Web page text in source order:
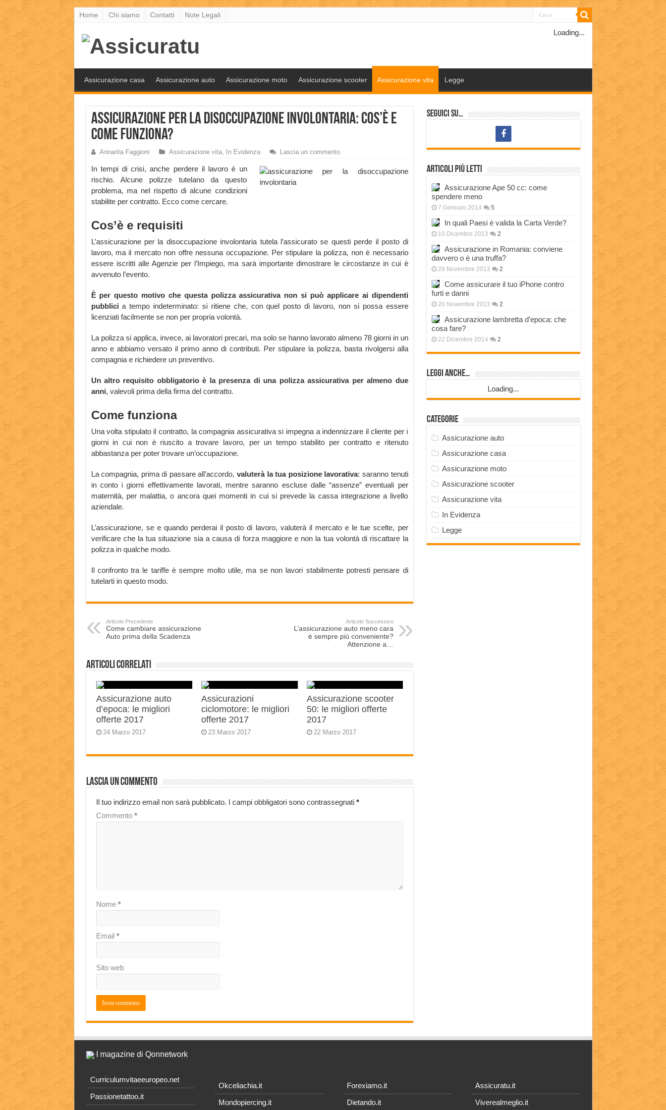
Home Chi siamo Contatti Note Legali
Loading...
Assicurazione casa Assicurazione auto Assicurazione moto Assicurazione scooter Assicurazione vita Legge
Assicurazione per la Disoccupazione Involontaria: cos’è e
come funziona?
Annarita Faggioni Assicurazione vita, In Evidenza Lascia un commento
In tempi di crisi, anche perdere il lavoro è un
rischio. Alcune polizze tutelano da questo
problema, ma nel rispetto di alcune condizioni
stabilite per contratto. Ecco come cercare.
Cos’è e requisiti
L’assicurazione per la disoccupazione involontaria tutela l’assicurato se questi perde il posto di
lavoro, ma il mercato non offre nessuna occupazione. Per stipulare la polizza, non è necessario
essere iscritti alle Agenzie per l’Impiego, ma sarà importante dimostrare le circostanze in cui è
avvenuto l’evento.
È per questo motivo che questa polizza assicurativa non si può applicare ai dipendenti
pubblici a tempo indeterminato: si ritiene che, con quel posto di lavoro, non si possa essere
licenziati facilmente se non per propria volontà.
La polizza si applica, invece, ai lavoratori precari, ma solo se hanno lavorato almeno 78 giorni in un
anno e abbiamo versato il primo anno di contributi. Per stipulare la polizza, basta rivolgersi alla
compagnia e richiedere un preventivo.
Un altro requisito obbligatorio è la presenza di una polizza assicurativa per almeno due
anni, valevoli prima della firma del contratto.
Come funziona
Una volta stipulato il contratto, la compagnia assicurativa si impegna a indennizzare il cliente per i
giorni in cui non è riuscito a trovare lavoro, per un tempo stabilito per contratto e ritenuto
abbastanza per poter trovare un’occupazione.
La compagnia, prima di passare all’accordo, valuterà la tua posizione lavorativa: saranno tenuti
in conto i giorni effettivamente lavorati, mentre saranno escluse dalle “assenze” eventuali per
maternità, per malattia, o ancora quei momenti in cui si prevede la cassa integrazione a livello
aziendale.
L’assicurazione, se e quando perderai il posto di lavoro, valuterà il mercato e le tue scelte, per
verificare che la tua situazione sia a causa di forza maggiore e non la tua volontà di riscattare la
polizza in qualche modo.
Il confronto tra le tariffe è sempre molto utile, ma se non lavori stabilmente potresti pensare di
tutelarti in questo modo.
Articolo Precedente
Come cambiare assicurazione
Auto prima della Scadenza
Articolo Successivo
L’assicurazione auto meno cara
è sempre più conveniente?
Attenzione a…
Articoli correlati
Assicurazione auto
d’epoca: le migliori
offerte 2017
24 Marzo 2017
Assicurazioni
ciclomotore: le migliori
offerte 2017
23 Marzo 2017
Assicurazione scooter
50: le migliori offerte
2017
22 Marzo 2017
Lascia un commento
Il tuo indirizzo email non sarà pubblicato. I campi obbligatori sono contrassegnati *
Commento *
Nome *
Email *
Sito web
Seguici su…
Articoli più letti
Assicurazione Ape 50 cc: come
spendere meno
7 Gennaio 2014 5
In quali Paesi è valida la Carta Verde?
10 Dicembre 2013 2
Assicurazione in Romania: conviene
davvero o è una truffa?
29 Novembre 2013 2
Come assicurare il tuo iPhone contro
furti e danni
20 Novembre 2013 2
Assicurazione lambretta d’epoca: che
cosa fare?
22 Dicembre 2014 2
Leggi anche…
Loading...
Categorie
Assicurazione auto
Assicurazione casa
Assicurazione moto
Assicurazione scooter
Assicurazione vita
In Evidenza
Legge
I magazine di Qonnetwork
Curriculumvitaeeuropeo.net
Passionetattoo.it
Okceliachia.it
Mondopiercing.it
Forexiamo.it
Dietando.it
Assicuratu.it
Viverealmeglio.it